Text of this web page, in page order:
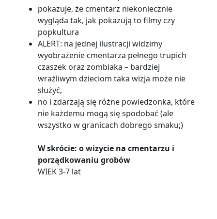
pokazuje, że cmentarz niekoniecznie
wygląda tak, jak pokazują to filmy czy
popkultura
ALERT: na jednej ilustracji widzimy
wyobrażenie cmentarza pełnego trupich
czaszek oraz zombiaka – bardziej
wrażliwym dzieciom taka wizja może nie
służyć,
no i zdarzają się różne powiedzonka, które
nie każdemu mogą się spodobać (ale
wszystko w granicach dobrego smaku;)
W skrócie: o wizycie na cmentarzu i
porządkowaniu grobów
WIEK 3-7 lat